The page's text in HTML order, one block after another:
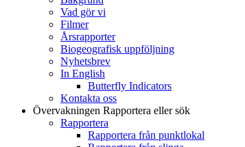
Vad gör vi
Filmer
Årsrapporter
Biogeografisk uppföljning
Nyhetsbrev
In English
Butterfly Indicators
Kontakta oss
Övervakningen Rapportera eller sök
Rapportera
Rapportera från punktlokal